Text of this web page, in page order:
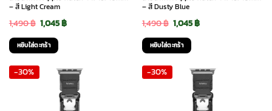
– สี Light Cream
1,490฿ Original
price
was:
1,490 ฿.
1,045฿Current
1,045 ฿.
หยิบใส่ตะกร้า
– สี Dusty Blue
1,490฿ Original
price
was:
1,490 ฿.
1,045฿Current
1,045 ฿.
หยิบใส่ตะกร้า
-30% -30%